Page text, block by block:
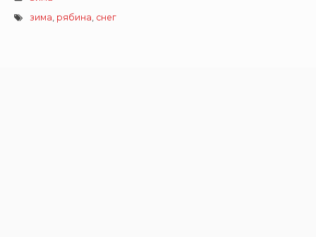
зима, рябина, снег